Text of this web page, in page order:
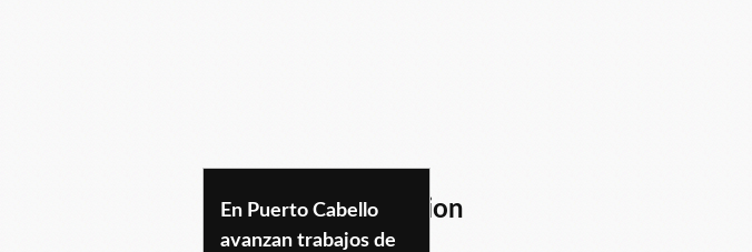
trabajosderenovacion
En Puerto Cabello
avanzan trabajos de